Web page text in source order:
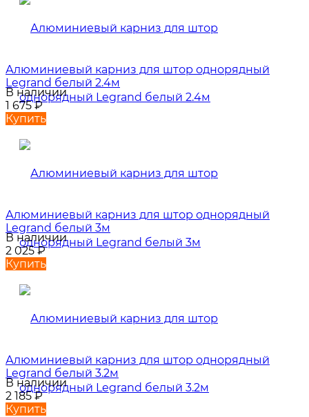
Алюминиевый карниз для штор однорядный
Legrand белый 2.4м
В наличии
1 675₽
Купить
Алюминиевый карниз для штор однорядный
Legrand белый 3м
В наличии
2 025₽
Купить
Алюминиевый карниз для штор однорядный
Legrand белый 3.2м
В наличии
2 185₽
Купить